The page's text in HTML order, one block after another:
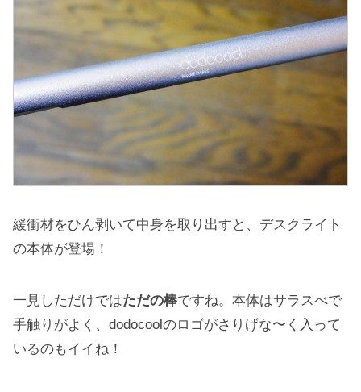
緩衝材をひん剥いて中身を取り出すと、デスクライト
の本体が登場！
一見しただけではただの棒ですね。本体はサラスべで
手触りがよく、dodocoolのロゴがさりげな〜く入って
いるのもイイね！